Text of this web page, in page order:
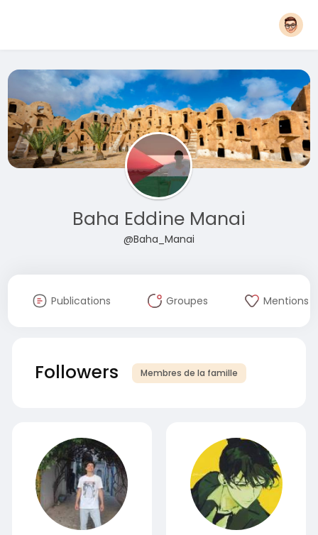
Baha Eddine Manai
@Baha_Manai
Publications Groupes Mentions
Followers Membres de la famille